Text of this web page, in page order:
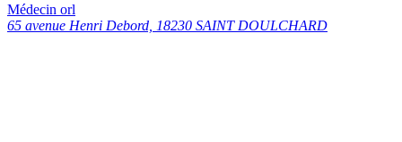
Médecin orl
65 avenue Henri Debord, 18230 SAINT DOULCHARD